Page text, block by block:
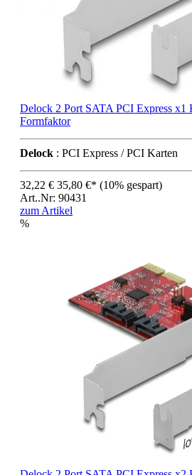
Delock 2 Port SATA PCI Express
Formfaktor
Delock : PCI Express / PCI Karten
32,22 € 35,80 €* (10% gespart)
Art..Nr: 90431
zum Artikel
%